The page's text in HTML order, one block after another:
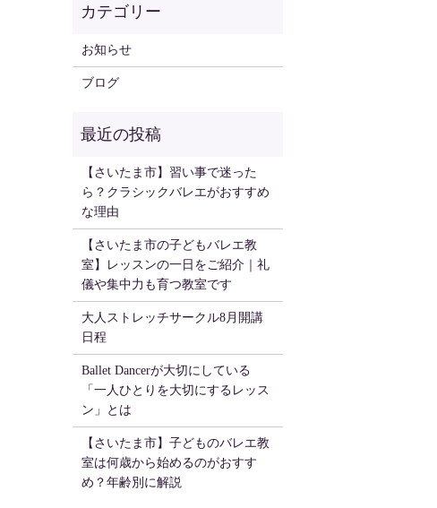
お知らせ
ブログ
【さいたま市】習い事で迷った
ら？クラシックバレエがおすすめ
な理由
【さいたま市の子どもバレエ教
室】レッスンの一日をご紹介｜礼
儀や集中力も育つ教室です
大人ストレッチサークル8月開講
日程
Ballet Dancerが大切にしている
「一人ひとりを大切にするレッス
ン」とは
【さいたま市】子どものバレエ教
室は何歳から始めるのがおすす
め？年齢別に解説